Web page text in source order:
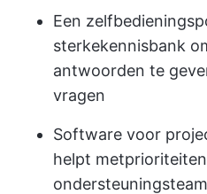
Een
sterkekennisbank
antwoorden te
vragen
Software voor
helpt met